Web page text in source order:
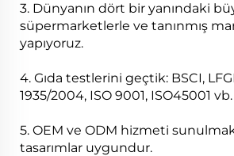
3. Dünyanın dört bir yanındaki
süpermarketlerle ve tanınmış
yapıyoruz.
4. Gıda testlerini geçtik: BSCI,
1935/2004, ISO 9001, ISO45001 vb.
5. OEM ve ODM hizmeti
tasarımlar uygundur.